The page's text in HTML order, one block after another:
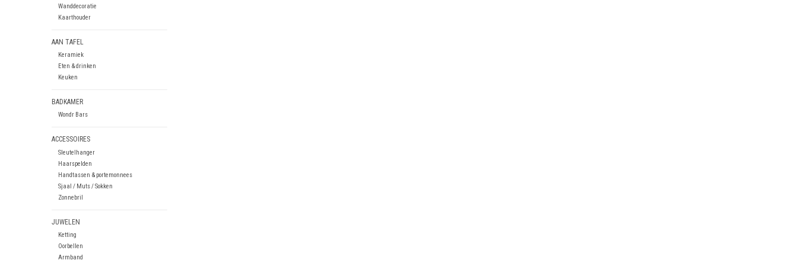
Wanddecoratie
Kaarthouder
AAN TAFEL
Keramiek
Eten & drinken
Keuken
BADKAMER
Wondr Bars
ACCESSOIRES
Sleutelhanger
Haarspelden
Handtassen & portemonnees
Sjaal / Muts / Sokken
Zonnebril
JUWELEN
Ketting
Oorbellen
Armband